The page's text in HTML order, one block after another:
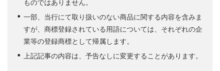
ものではありません。
一部、当行にて取り扱いのない商品に関する内容を含みま
すが、商標登録されている用語については、それぞれの企
業等の登録商標として帰属します。
上記記事の内容は、予告なしに変更することがあります。